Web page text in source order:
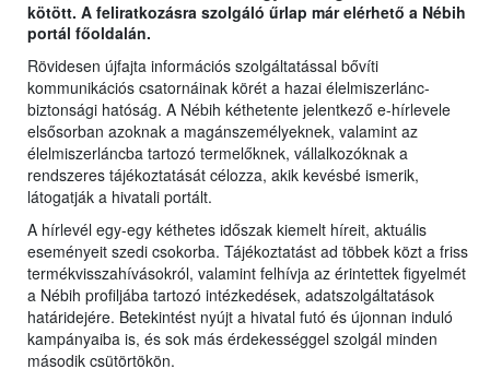
kötött. A feliratkozásra szolgáló űrlap már elérhető a Nébih
portál főoldalán.
Rövidesen újfajta információs szolgáltatással bővíti
kommunikációs csatornáinak körét a hazai élelmiszerlánc-
biztonsági hatóság. A Nébih kéthetente jelentkező e-hírlevele
elsősorban azoknak a magánszemélyeknek, valamint az
élelmiszerláncba tartozó termelőknek, vállalkozóknak a
rendszeres tájékoztatását célozza, akik kevésbé ismerik,
látogatják a hivatali portált.
A hírlevél egy-egy kéthetes időszak kiemelt híreit, aktuális
eseményeit szedi csokorba. Tájékoztatást ad többek közt a friss
termékvisszahívásokról, valamint felhívja az érintettek figyelmét
a Nébih profiljába tartozó intézkedések, adatszolgáltatások
határidejére. Betekintést nyújt a hivatal futó és újonnan induló
kampányaiba is, és sok más érdekességgel szolgál minden
második csütörtökön.